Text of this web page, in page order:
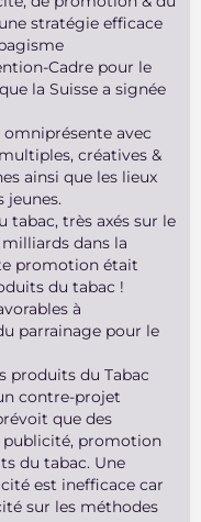
stratégie efficace
Cadre pour le
la Suisse a signée
avec
créatives &
ainsi que les lieux
jeunes.
tabac, très axés sur le
dans la
promotion était
du tabac !
à
parrainage pour le
produits du Tabac
contre-projet
que des
promotion
du tabac. Une
est inefficace car
sur les méthodes